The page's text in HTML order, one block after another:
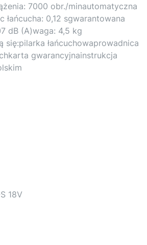
7000 obr./minautomatyczna
łańcucha: 0,12 sgwarantowana
dB (A)waga: 4,5 kg
się:pilarka łańcuchowaprowadnica
gwarancyjnainstrukcja
18V